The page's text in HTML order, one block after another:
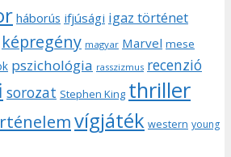
háborús ifjúsági igaz történet
képregény magyar Marvel mese
pszichológia rasszizmus recenzió
sorozat Stephen King thriller
vígjáték western young